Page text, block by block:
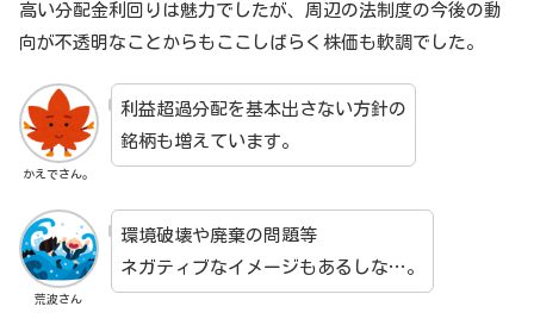
高い分配金利回りは魅力でしたが、周辺の法制度の今後の動
向が不透明なことからもここしばらく株価も軟調でした。
かえでさん。
利益超過分配を基本出さない方針の
銘柄も増えています。
荒波さん
環境破壊や廃棄の問題等
ネガティブなイメージもあるしな…。